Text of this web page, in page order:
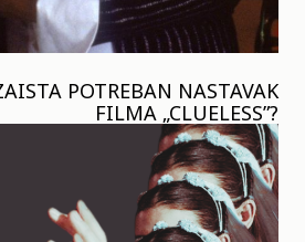
POTREBAN NASTAVAK
FILMA „CLUELESS”?